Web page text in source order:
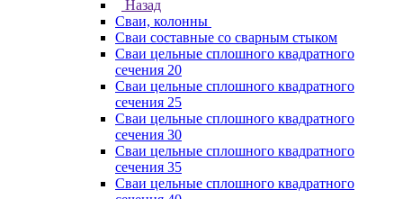
Назад
Сваи, колонны
Сваи составные со сварным стыком
Сваи цельные сплошного квадратного
сечения 20
Сваи цельные сплошного квадратного
сечения 25
Сваи цельные сплошного квадратного
сечения 30
Сваи цельные сплошного квадратного
сечения 35
Сваи цельные сплошного квадратного